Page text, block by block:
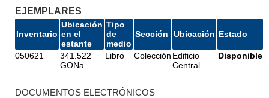
EJEMPLARES
Inventario
Ubicación
en el
estante
Tipo
de
medio
Sección Ubicación Estado
050621
341.522
GONa
Libro Colección Edificio
Central
Disponible
DOCUMENTOS ELECTRÓNICOS